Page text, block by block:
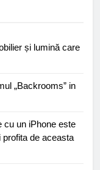
și lumină care
„Backrooms” in
cu un iPhone este
de aceasta